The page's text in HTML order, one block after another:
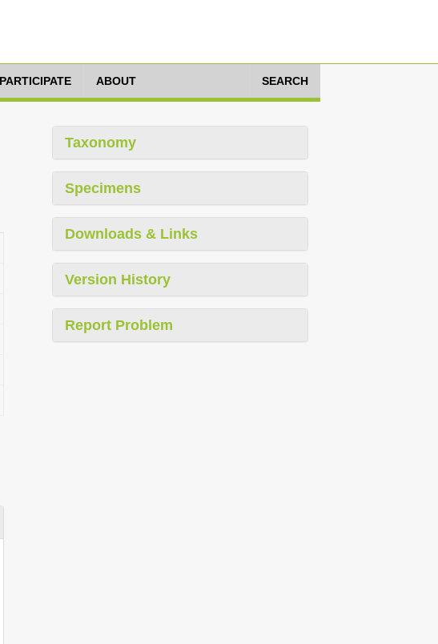
ABOUT SEARCH
Taxonomy
Specimens
Downloads & Links
Version History
Report Problem